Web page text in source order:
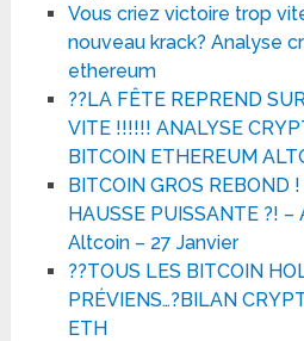
Vous criez victoire trop
nouveau krack? Analyse
ethereum
??LA FÊTE REPREND
VITE !!!!!! ANALYSE
BITCOIN ETHEREUM
BITCOIN GROS REBOND
HAUSSE PUISSANTE ?!
Altcoin – 27 Janvier
??TOUS LES BITCOIN
PRÉVIENS…?BILAN
ETH